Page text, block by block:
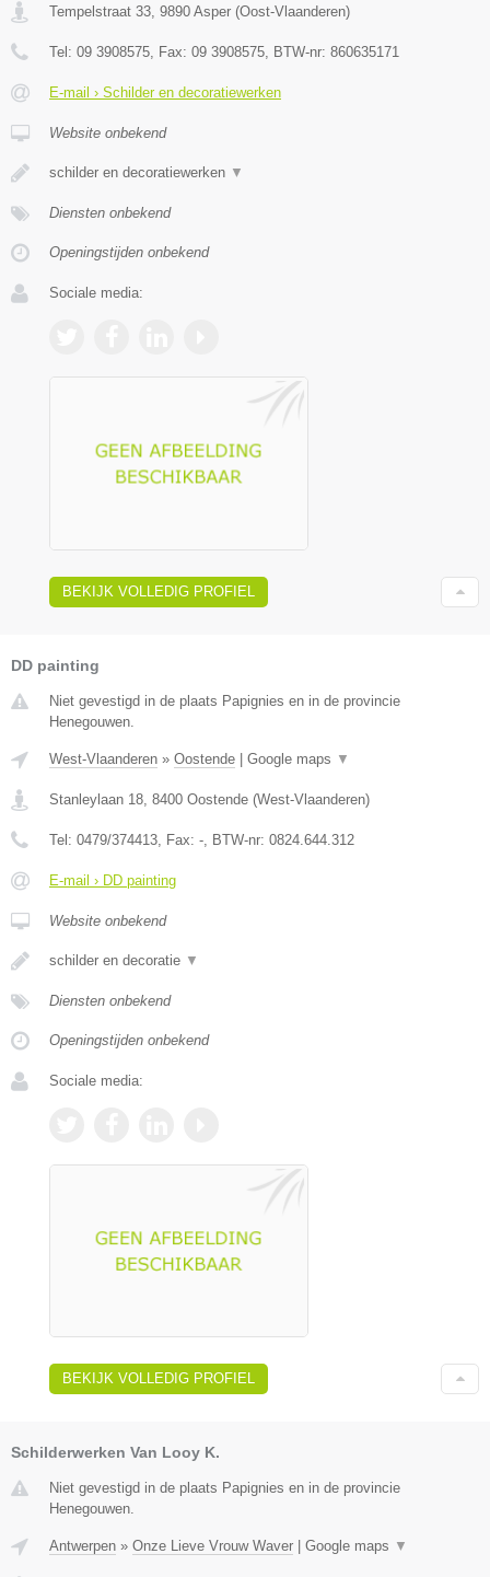
Tempelstraat 33 9890 Asper (Oost-Vlaanderen)
Tel: 09 3908575 , Fax: 09 3908575 , BTW-nr: 860635171
E-mail › Schilder en decoratiewerken
Website onbekend
schilder en decoratiewerken ▼
Diensten onbekend
Openingstijden onbekend
Sociale media:
BEKIJK VOLLEDIG PROFIEL
DD painting
Niet gevestigd in de plaats Papignies en in de provincie
Henegouwen.
West-Vlaanderen » Oostende | Google maps ▼
Stanleylaan 18 8400 Oostende (West-Vlaanderen)
Tel: 0479/374413 , Fax: - , BTW-nr: 0824.644.312
E-mail › DD painting
Website onbekend
schilder en decoratie ▼
Diensten onbekend
Openingstijden onbekend
Sociale media:
BEKIJK VOLLEDIG PROFIEL
Schilderwerken Van Looy K.
Niet gevestigd in de plaats Papignies en in de provincie
Henegouwen.
Antwerpen » Onze Lieve Vrouw Waver Google maps ▼